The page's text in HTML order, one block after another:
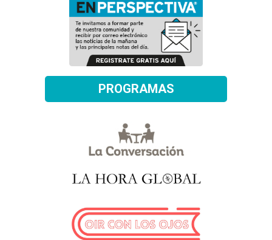
PROGRAMAS